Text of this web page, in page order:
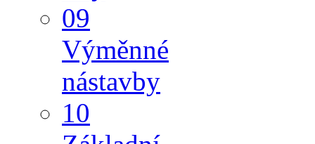
09
Výměnné
nástavby
10